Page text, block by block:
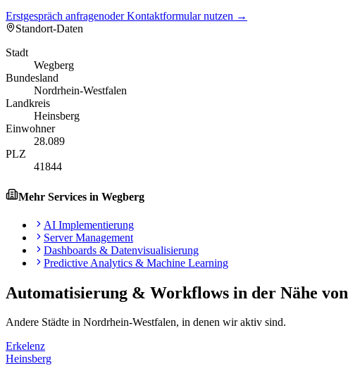
Erstgespräch anfragenoder Kontaktformular nutzen →
Standort-Daten
Stadt
Wegberg
Bundesland
Nordrhein-Westfalen
Landkreis
Heinsberg
Einwohner
28.089
PLZ
41844
Mehr Services in Wegberg
AI Implementierung
Server Management
Dashboards & Datenvisualisierung
Predictive Analytics & Machine Learning
Automatisierung & Workflows in der Nähe von
Andere Städte in Nordrhein-Westfalen, in denen wir aktiv sind.
Erkelenz
Heinsberg